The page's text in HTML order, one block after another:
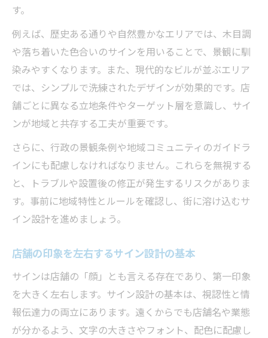
ターゲット層に響くサインデザインの考え
方
サイン設計で来店動機を引き出す工夫
サインの配置が集客に与える影響を解説
デザインと施工作業が融合するサインの魅力
サインデザインと施工の連携が生む価値
一貫したサイン設計で実現する高品質な仕
上がり
施工性を考慮したサインデザインの工夫
サイン設計から施工までの流れとポイント
高い耐久性を実現するサインの施工方法
ブランド力を訴求するサイン設計の秘訣
方法
ターゲット層に響くブランドサインの工夫
ブランドイメージと一致するサインデザイ
す。
例えば、歴史ある通りや自然豊かなエリアでは、木目調
や落ち着いた色合いのサインを用いることで、景観に馴
染みやすくなります。また、現代的なビルが並ぶエリア
では、シンプルで洗練されたデザインが効果的です。店
舗ごとに異なる立地条件やターゲット層を意識し、サイ
ンが地域と共存する工夫が重要です。
さらに、行政の景観条例や地域コミュニティのガイドラ
インにも配慮しなければなりません。これらを無視する
と、トラブルや設置後の修正が発生するリスクがありま
す。事前に地域特性とルールを確認し、街に溶け込むサ
イン設計を進めましょう。
店舗の印象を左右するサイン設計の基本
サインは店舗の「顔」とも言える存在であり、第一印象
を大きく左右します。サイン設計の基本は、視認性と情
報伝達力の両立にあります。遠くからでも店舗名や業態
が分かるよう、文字の大きさやフォント、配色に配慮し